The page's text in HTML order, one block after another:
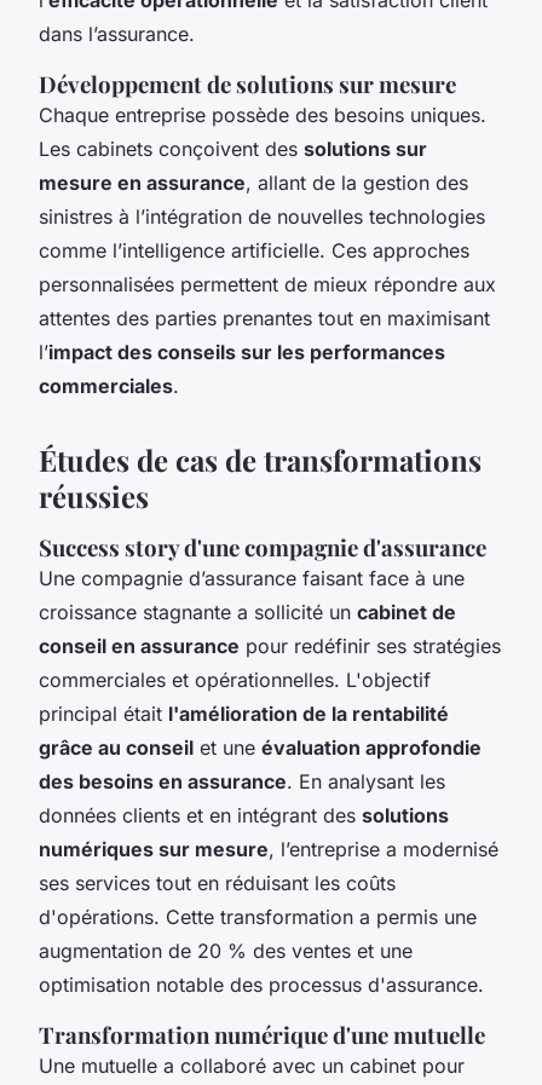
dans l’assurance.
Développement de solutions sur mesure
Chaque entreprise possède des besoins uniques.
Les cabinets conçoivent des solutions sur
mesure en assurance, allant de la gestion des
sinistres à l’intégration de nouvelles technologies
comme l’intelligence artificielle. Ces approches
personnalisées permettent de mieux répondre aux
attentes des parties prenantes tout en maximisant
l’impact des conseils sur les performances
commerciales.
Études de cas de transformations
réussies
Success story d'une compagnie d'assurance
Une compagnie d’assurance faisant face à une
croissance stagnante a sollicité un cabinet de
conseil en assurance pour redéfinir ses stratégies
commerciales et opérationnelles. L'objectif
principal était l'amélioration de la rentabilité
grâce au conseil et une évaluation approfondie
des besoins en assurance. En analysant les
données clients et en intégrant des solutions
numériques sur mesure, l’entreprise a modernisé
ses services tout en réduisant les coûts
d'opérations. Cette transformation a permis une
augmentation de 20 % des ventes et une
optimisation notable des processus d'assurance.
Transformation numérique d'une mutuelle
Une mutuelle a collaboré avec un cabinet pour